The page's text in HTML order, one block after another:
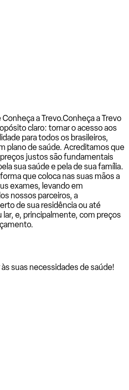
a Trevo.Conheça a Trevo
claro: tornar o acesso aos
para todos os brasileiros,
plano de saúde. Acreditamos que
justos são fundamentais
sua saúde e pela de sua família.
que coloca nas suas mãos a
exames, levando em
nossos parceiros, a
de sua residência ou até
e, principalmente, com preços
suas necessidades de saúde!